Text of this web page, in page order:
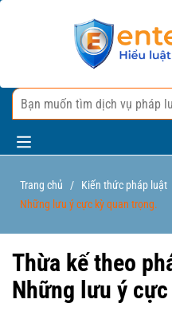
Trang chủ / Kiến thức pháp luật
Những lưu ý cực kỳ quan trọng.
Thừa kế theo
Những lưu ý